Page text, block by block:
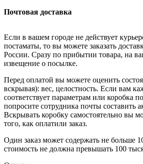
Почтовая доставка
Если в вашем городе не действует
постаматы, то вы можете заказать
России. Сразу по прибытии товара, на
извещение о посылке.
Перед оплатой вы можете оценить
вскрывая): вес, целостность. Если вам
соответствует параметрам или коробка
попросите сотрудника почты составить
Вскрывать коробку самостоятельно вы
того, как оплатили заказ.
Один заказ может содержать не больше
стоимость не должна превышать 100